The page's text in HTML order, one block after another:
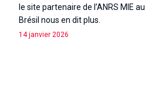
le site partenaire de l’ANRS MIE au
Brésil nous en dit plus.
14 janvier 2026